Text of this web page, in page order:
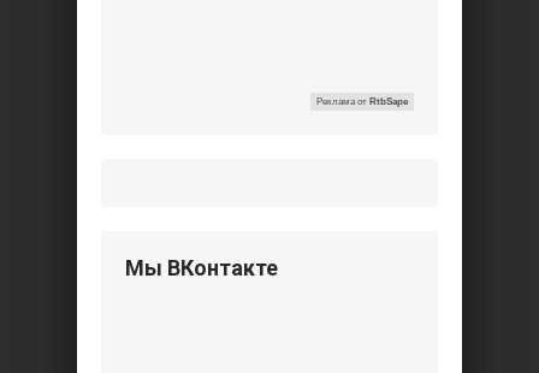
Реклама от RtbSape
Мы ВКонтакте